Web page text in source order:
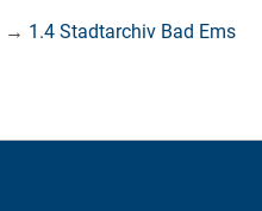
→ 1.4 Stadtarchiv Bad Ems